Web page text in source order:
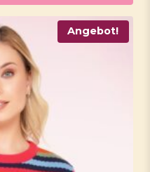
Angebot!